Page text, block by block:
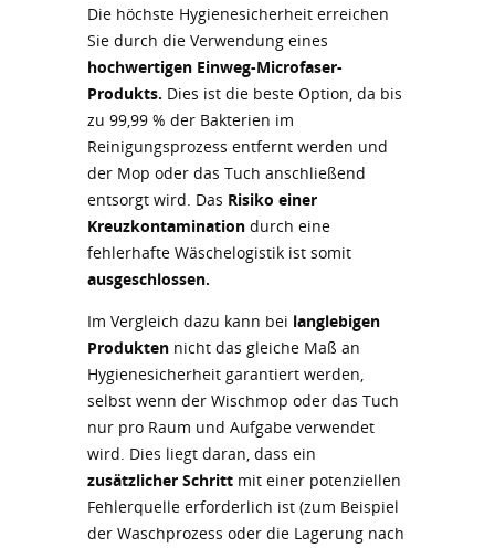
Die höchste Hygienesicherheit erreichen
Sie durch die Verwendung eines
hochwertigen Einweg-Microfaser-
Produkts. Dies ist die beste Option, da bis
zu 99,99 % der Bakterien im
Reinigungsprozess entfernt werden und
der Mop oder das Tuch anschließend
entsorgt wird. Das Risiko einer
Kreuzkontamination durch eine
fehlerhafte Wäschelogistik ist somit
ausgeschlossen.
Im Vergleich dazu kann bei langlebigen
Produkten nicht das gleiche Maß an
Hygienesicherheit garantiert werden,
selbst wenn der Wischmop oder das Tuch
nur pro Raum und Aufgabe verwendet
wird. Dies liegt daran, dass ein
zusätzlicher Schritt mit einer potenziellen
Fehlerquelle erforderlich ist (zum Beispiel
der Waschprozess oder die Lagerung nach